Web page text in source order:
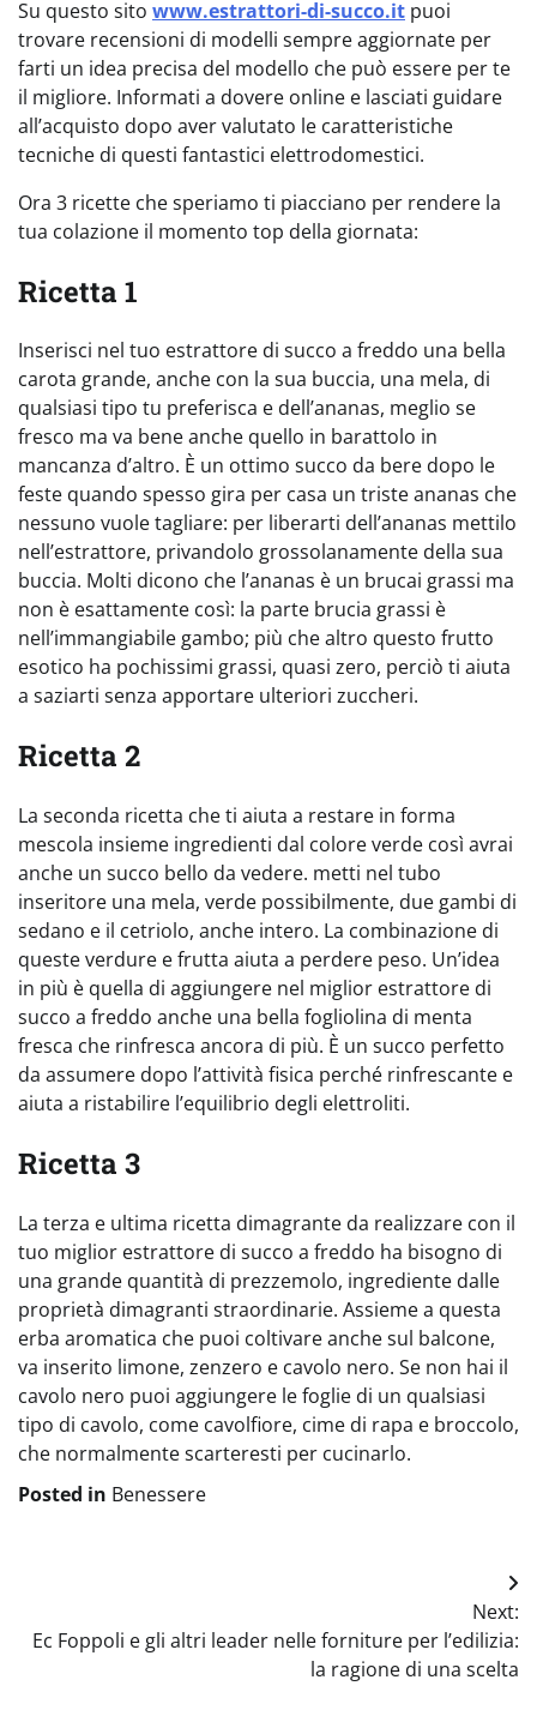
Su questo sito www.estrattori-di-succo.it puoi
trovare recensioni di modelli sempre aggiornate per
farti un idea precisa del modello che può essere per te
il migliore. Informati a dovere online e lasciati guidare
all’acquisto dopo aver valutato le caratteristiche
tecniche di questi fantastici elettrodomestici.
Ora 3 ricette che speriamo ti piacciano per rendere la
tua colazione il momento top della giornata:
Ricetta 1
Inserisci nel tuo estrattore di succo a freddo una bella
carota grande, anche con la sua buccia, una mela, di
qualsiasi tipo tu preferisca e dell’ananas, meglio se
fresco ma va bene anche quello in barattolo in
mancanza d’altro. È un ottimo succo da bere dopo le
feste quando spesso gira per casa un triste ananas che
nessuno vuole tagliare: per liberarti dell’ananas mettilo
nell’estrattore, privandolo grossolanamente della sua
buccia. Molti dicono che l’ananas è un brucai grassi ma
non è esattamente così: la parte brucia grassi è
nell’immangiabile gambo; più che altro questo frutto
esotico ha pochissimi grassi, quasi zero, perciò ti aiuta
a saziarti senza apportare ulteriori zuccheri.
Ricetta 2
La seconda ricetta che ti aiuta a restare in forma
mescola insieme ingredienti dal colore verde così avrai
anche un succo bello da vedere. metti nel tubo
inseritore una mela, verde possibilmente, due gambi di
sedano e il cetriolo, anche intero. La combinazione di
queste verdure e frutta aiuta a perdere peso. Un’idea
in più è quella di aggiungere nel miglior estrattore di
succo a freddo anche una bella fogliolina di menta
fresca che rinfresca ancora di più. È un succo perfetto
da assumere dopo l’attività fisica perché rinfrescante e
aiuta a ristabilire l’equilibrio degli elettroliti.
Ricetta 3
La terza e ultima ricetta dimagrante da realizzare con il
tuo miglior estrattore di succo a freddo ha bisogno di
una grande quantità di prezzemolo, ingrediente dalle
proprietà dimagranti straordinarie. Assieme a questa
erba aromatica che puoi coltivare anche sul balcone,
va inserito limone, zenzero e cavolo nero. Se non hai il
cavolo nero puoi aggiungere le foglie di un qualsiasi
tipo di cavolo, come cavolfiore, cime di rapa e broccolo,
che normalmente scarteresti per cucinarlo.
Posted in Benessere
articoli
Next:
Ec Foppoli e gli altri leader nelle forniture per l’edilizia:
la ragione di una scelta